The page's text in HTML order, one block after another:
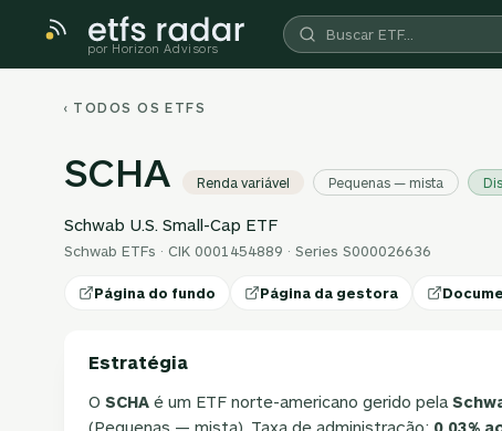
por Horizon Advisors
‹ TODOS OS ETFS
SCHA Renda variável Pequenas — mista
Schwab U.S. Small-Cap ETF
Schwab ETFs · CIK 0001454889 · Series S000026636
Página do fundo Página da gestora
Estratégia
O SCHAé um ETF norte-americano gerido pela
(Pequenas — mista). Taxa de administração: 0,03%